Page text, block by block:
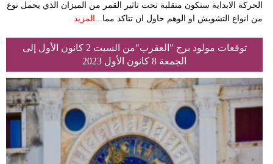
الحركة الابداية ستكون متقلبة تحت تاثير القمر من الميزان الذي يحمل نوع
من انواع التشويش او الوهم حاول ان تتاكد مما... المزيد
توقعات مولود برج "العقرب"من السبت 2 كانون الأول إلى
الجمعة 8 كانون الأول 2023